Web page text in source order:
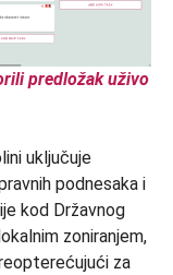
predložak uživo
uključuje
podnesaka i
kod Državnog
zoniranjem,
za